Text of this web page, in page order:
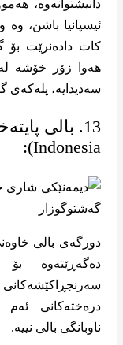
دانیشتوانەوە،
ئیسپانیا باشن، وە
کات دادەنرێت بۆ
سەدیدایە، پلەکەی
Indonesia):
دورگەی بالی
دەگەڕێتەوە
درەختەکانی ئەم
ناوبانگی بالی نییە.